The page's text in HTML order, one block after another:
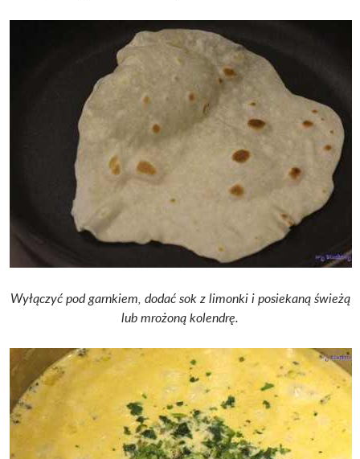
Wyłączyć pod garnkiem, dodać sok z limonki i posiekaną świeżą
lub mrożoną kolendrę.